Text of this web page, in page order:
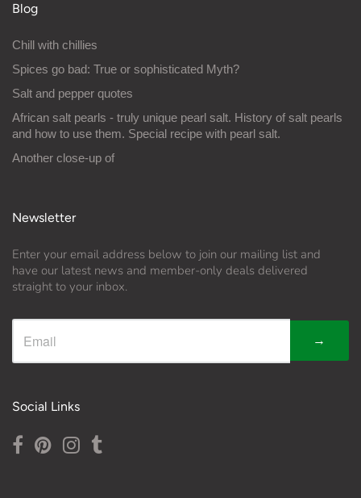
Blog
Chill with chillies
Spices go bad: True or sophisticated Myth?
Salt and pepper quotes
African salt pearls - truly unique pearl salt. History of salt pearls
and how to use them. Special recipe with pearl salt.
Another close-up of
Newsletter
Enter your email address below to join our mailing list and
have our latest news and member-only deals delivered
straight to your inbox.
→
Social Links